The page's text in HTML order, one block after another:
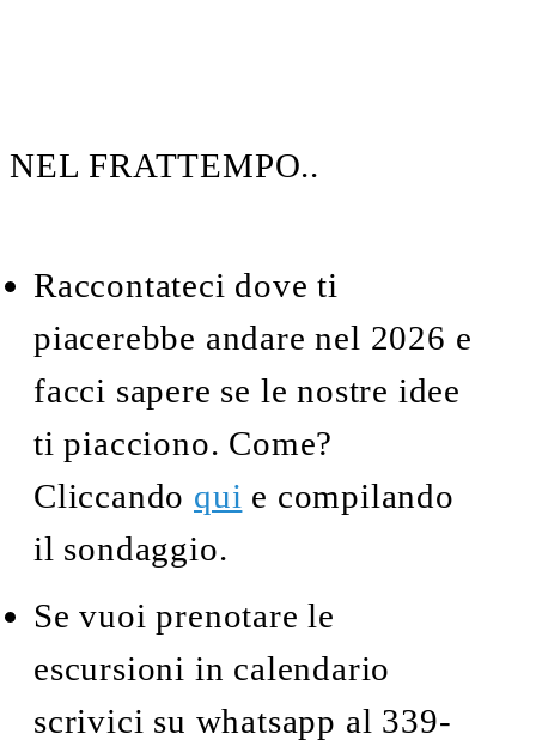
NEL FRATTEMPO..
Raccontateci dove ti
piacerebbe andare nel 2026 e
facci sapere se le nostre idee
ti piacciono. Come?
Cliccando qui e compilando
il sondaggio.
Se vuoi prenotare le
escursioni in calendario
scrivici su whatsapp al 339-